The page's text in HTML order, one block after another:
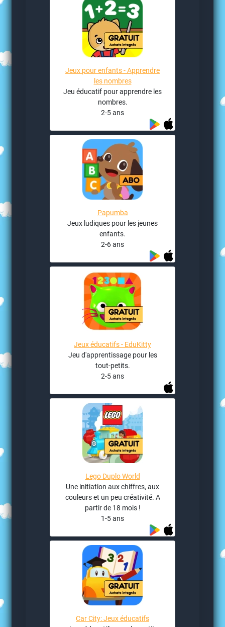
Jeux pour enfants - Apprendre
les nombres
Jeu éducatif pour apprendre les
nombres.
2-5 ans
Papumba
Jeux ludiques pour les jeunes
enfants.
2-6 ans
Jeux éducatifs - EduKitty
Jeu d'apprentissage pour les
tout-petits.
2-5 ans
Lego Duplo World
Une initiation aux chiffres, aux
couleurs et un peu créativité. A
partir de 18 mois !
1-5 ans
Car City: Jeux éducatifs